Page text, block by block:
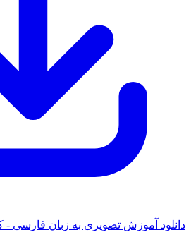
دانلود آموزش تصویری به زبان فارسی -